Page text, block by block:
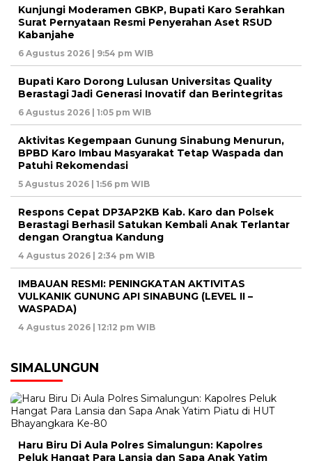
Kunjungi Moderamen GBKP, Bupati Karo Serahkan
Surat Pernyataan Resmi Penyerahan Aset RSUD
Kabanjahe
6 Agustus 2026 | 9:54 pm WIB
Bupati Karo Dorong Lulusan Universitas Quality
Berastagi Jadi Generasi Inovatif dan Berintegritas
6 Agustus 2026 | 1:05 pm WIB
Aktivitas Kegempaan Gunung Sinabung Menurun,
BPBD Karo Imbau Masyarakat Tetap Waspada dan
Patuhi Rekomendasi
5 Agustus 2026 | 1:56 pm WIB
Respons Cepat DP3AP2KB Kab. Karo dan Polsek
Berastagi Berhasil Satukan Kembali Anak Terlantar
dengan Orangtua Kandung
4 Agustus 2026 | 2:34 pm WIB
IMBAUAN RESMI: PENINGKATAN AKTIVITAS
VULKANIK GUNUNG API SINABUNG (LEVEL II –
WASPADA)
4 Agustus 2026 | 12:12 pm WIB
SIMALUNGUN
Haru Biru Di Aula Polres Simalungun: Kapolres
Peluk Hangat Para Lansia dan Sapa Anak Yatim